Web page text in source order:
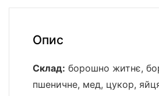
Опис
Склад: борошно житнє,
пшеничне, мед, цукор,